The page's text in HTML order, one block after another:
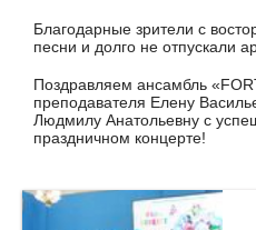
Благодарные зрители с
песни и долго не отпускали
Поздравляем ансамбль
преподавателя Елену
Людмилу Анатольевну с
праздничном концерте!